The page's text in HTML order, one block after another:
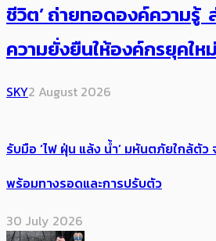
ชีวิต’ ถ่ายทอดองค์ความรู้
ความยั่งยืนให้องค์กรยุคใหม่
SKY2 August 2026
รับมือ ‘ไฟ ฝุ่น แล้ง น้ำ’ มหันตภัยใกล้ตัว
พร้อมทางรอดและการปรับตัว
30 July 2026